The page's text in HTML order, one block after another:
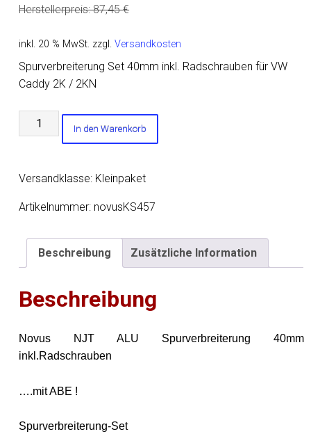
Herstellerpreis:87,45€
inkl. 20 % MwSt. zzgl.Versandkosten
Spurverbreiterung Set 40mm inkl. Radschrauben für VW
Caddy 2K / 2KN
Spurverbreiterung
Set
für
Caddy
2KN
Menge
In den Warenkorb
Versandklasse: Kleinpaket
Artikelnummer: novusKS457
Beschreibung Zusätzliche Information
Beschreibung
Novus NJT ALU Spurverbreiterung 40mm
inkl.Radschrauben
….mit ABE !
Spurverbreiterung-Set